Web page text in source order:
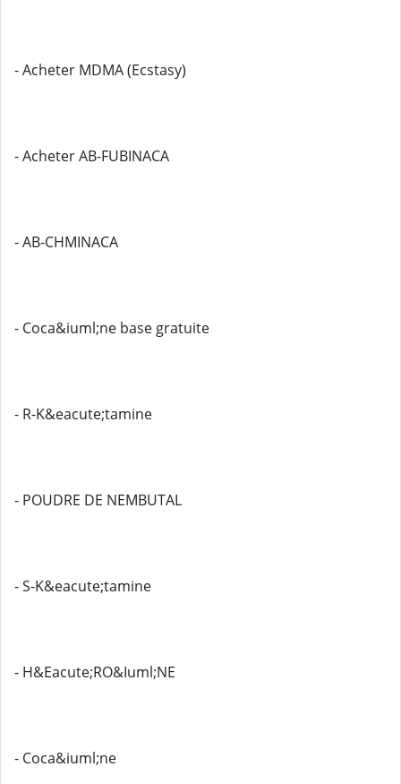
- Acheter MDMA (Ecstasy)
- Acheter AB-FUBINACA
- AB-CHMINACA
- Coca&iuml;ne base gratuite
- R-K&eacute;tamine
- POUDRE DE NEMBUTAL
- S-K&eacute;tamine
- H&Eacute;RO&Iuml;NE
- Coca&iuml;ne